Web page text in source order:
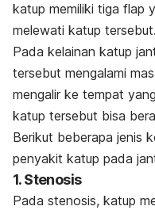
katup memiliki tiga flap
melewati katup tersebut.
Pada kelainan katup
tersebut mengalami
mengalir ke tempat
katup tersebut bisa
Berikut beberapa jenis
penyakit katup pada
1. Stenosis
Pada stenosis, katup